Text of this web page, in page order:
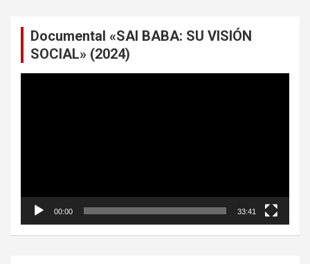
Documental «SAI BABA: SU VISIÓN
SOCIAL» (2024)
00:00 33:41